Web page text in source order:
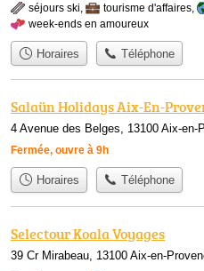
séjours ski
tourisme d'affaires
week-ends en amoureux
Horaires Téléphone
Salaün Holidays Aix-En-
4 Avenue des Belges, 13100 Aix-en-
Fermée, ouvre à 9h
Horaires Téléphone
Selectour Koala Voyages
39 Cr Mirabeau, 13100 Aix-en-